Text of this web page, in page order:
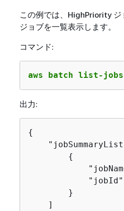
この例では、HighPriority
ジョブを一覧表示します。
コマンド:
aws batch list-
出力:
{
{
        }
    ]